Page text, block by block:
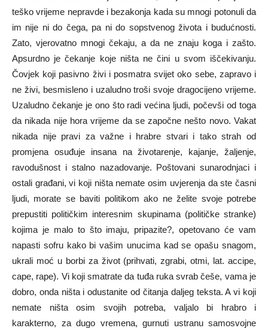
teško vrijeme nepravde i bezakonja kada su mnogi potonuli da
im nije ni do čega, pa ni do sopstvenog života i budućnosti.
Zato, vjerovatno mnogi čekaju, a da ne znaju koga i zašto.
Apsurdno je čekanje koje ništa ne čini u svom iščekivanju.
Čovjek koji pasivno živi i posmatra svijet oko sebe, zapravo i
ne živi, besmisleno i uzaludno troši svoje dragocijeno vrijeme.
Uzaludno čekanje je ono što radi većina ljudi, počevši od toga
da nikada nije hora vrijeme da se započne nešto novo. Vakat
nikada nije pravi za važne i hrabre stvari i tako strah od
promjena osuđuje insana na životarenje, kajanje, žaljenje,
ravodušnost i stalno nazadovanje. Poštovani sunarodnjaci i
ostali građani, vi koji ništa nemate osim uvjerenja da ste časni
ljudi, morate se baviti politikom ako ne želite svoje potrebe
prepustiti političkim interesnim skupinama (političke stranke)
kojima je malo to što imaju, pripazite?, opetovano će vam
napasti sofru kako bi vašim unucima kad se opašu snagom,
ukrali moć u borbi za život (prihvati, zgrabi, otmi, lat. accipe,
cape, rape). Vi koji smatrate da tuđa ruka svrab češe, vama je
dobro, onda ništa i odustanite od čitanja daljeg teksta. A vi koji
nemate ništa osim svojih potreba, valjalo bi hrabro i
karakterno, za dugo vremena, gurnuti ustranu samosvojne